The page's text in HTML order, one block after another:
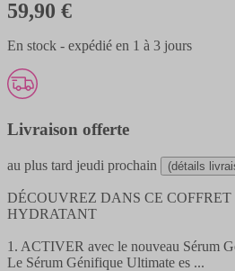
59,90 €
En stock - expédié en 1 à 3 jours
Livraison offerte
au plus tard jeudi prochain (détails
DÉCOUVREZ DANS CE
HYDRATANT
1. ACTIVER avec le nouveau Sérum
Le Sérum Génifique Ultimate es ...